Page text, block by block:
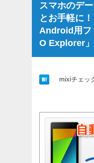
スマホのデ
とお手軽に！
Android用フ
O Explorer」
mixiチェッ